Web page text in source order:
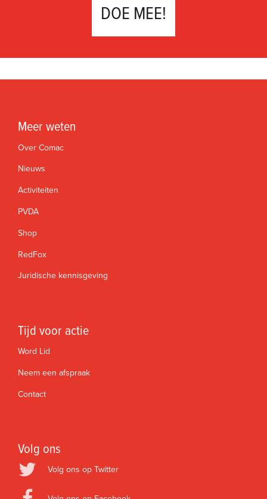
DOE MEE!
Meer weten
Over Comac
Nieuws
Activiteiten
PVDA
Shop
RedFox
Juridische kennisgeving
Tijd voor actie
Word Lid
Neem een afspraak
Contact
Volg ons
Volg ons op Twitter